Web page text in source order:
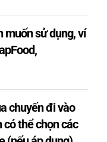
muốn sử dụng, ví
chuyến đi vào
có thể chọn các